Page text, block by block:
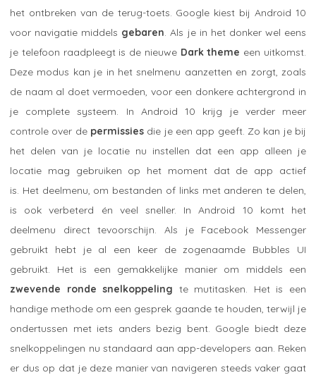
het ontbreken van de terug-toets. Google kiest bij Android 10
voor navigatie middels gebaren . Als je in het donker wel eens
je telefoon raadpleegt is de nieuwe Dark theme een uitkomst.
Deze modus kan je in het snelmenu aanzetten en zorgt, zoals
de naam al doet vermoeden, voor een donkere achtergrond in
je complete systeem. In Android 10 krijg je verder meer
controle over de permissies die je een app geeft. Zo kan je bij
het delen van je locatie nu instellen dat een app alleen je
locatie mag gebruiken op het moment dat de app actief
is. Het deelmenu, om bestanden of links met anderen te delen,
is ook verbeterd én veel sneller. In Android 10 komt het
deelmenu direct tevoorschijn. Als je Facebook Messenger
gebruikt hebt je al een keer de zogenaamde Bubbles UI
gebruikt. Het is een gemakkelijke manier om middels een
zwevende ronde snelkoppeling te mutitasken. Het is een
handige methode om een gesprek gaande te houden, terwijl je
ondertussen met iets anders bezig bent. Google biedt deze
snelkoppelingen nu standaard aan app-developers aan. Reken
er dus op dat je deze manier van navigeren steeds vaker gaat